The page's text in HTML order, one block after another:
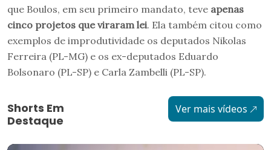
que Boulos, em seu primeiro mandato, teve apenas
cinco projetos que viraram lei. Ela também citou como
exemplos de improdutividade os deputados Nikolas
Ferreira (PL-MG) e os ex-deputados Eduardo
Bolsonaro (PL-SP) e Carla Zambelli (PL-SP).
Shorts Em
Destaque
Ver mais vídeos